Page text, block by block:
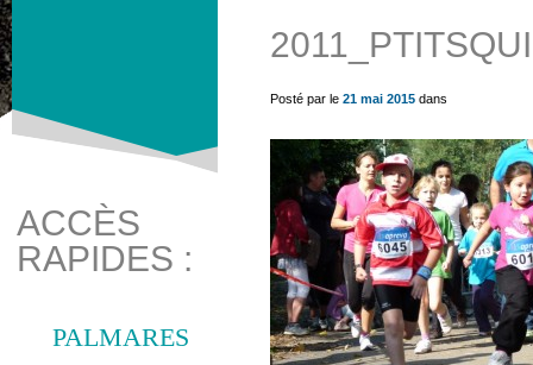
get_post_meta(get_the_ID(), 'thumb', true) ?>
ACCÈS
RAPIDES :
PALMARES
Posté par le 21 mai 2015 dans